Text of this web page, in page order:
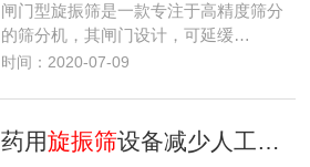
闸门型旋振筛是一款专注于高精度筛分
的筛分机，其闸门设计，可延缓…
时间：2020-07-09
药用旋振筛设备减少人工操作带来的误差